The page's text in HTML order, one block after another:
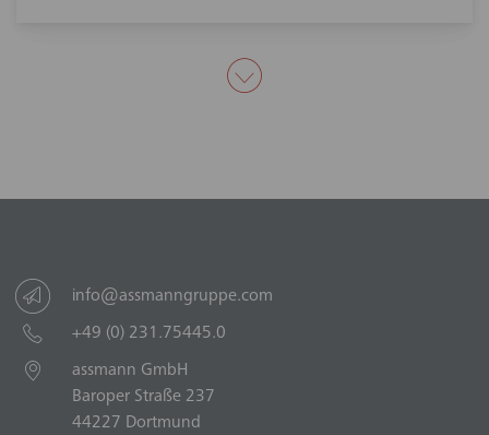
info@assmanngruppe.com
+49 (0) 231.75445.0
assmann GmbH
Baroper Straße 237
44227 Dortmund